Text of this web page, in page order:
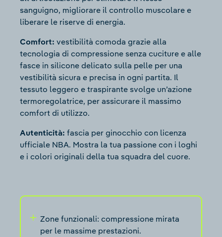
sanguigno, migliorare il controllo muscolare e
liberare le riserve di energia.
Comfort: vestibilità comoda grazie alla
tecnologia di compressione senza cuciture e alle
fasce in silicone delicato sulla pelle per una
vestibilità sicura e precisa in ogni partita. Il
tessuto leggero e traspirante svolge un’azione
termoregolatrice, per assicurare il massimo
comfort di utilizzo.
Autenticità: fascia per ginocchio con licenza
ufficiale NBA. Mostra la tua passione con i loghi
e i colori originali della tua squadra del cuore.
Zone funzionali: compressione mirata
per le massime prestazioni.